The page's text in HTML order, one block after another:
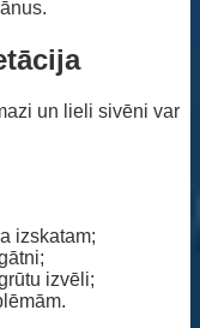
un lieli sivēni var
izskatam;
izvēli;